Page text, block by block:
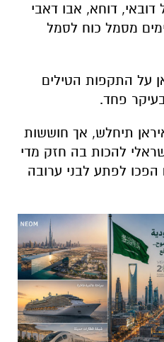
דובאי, דוחא, אבו דאבי
מסמל כוח לסמל
על התקפות הטילים
פחד.
תיחלש, אך חוששות
להכות בה חזק מדי
הפכו לפתע לבני ערובה